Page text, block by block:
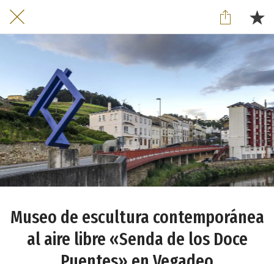
Museo de escultura contemporánea
al aire libre «Senda de los Doce